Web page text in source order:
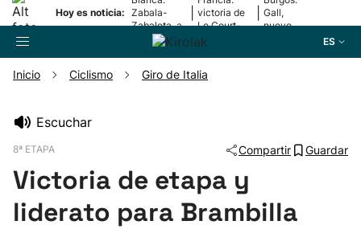
Hoy es noticia: Zabala-
Zabaleta, a
la final
victoria de
Le Court-
Pienaar
Gall,
nuevo
ES
Pelota
Inicio Ciclismo Giro de Italia
Escuchar
8ª ETAPA Compartir Guardar
Victoria de etapa y
liderato para Brambilla